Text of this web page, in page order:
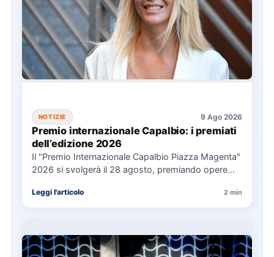
NOTIZIE 9 Ago 2026
Premio internazionale Capalbio: i premiati
dell’edizione 2026
Il "Premio Internazionale Capalbio Piazza Magenta"
2026 si svolgerà il 28 agosto, premiando opere
Leggi l'articolo 2 min